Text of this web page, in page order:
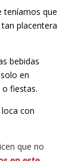
teníamos que
placentera
bebidas
en
fiestas.
con
que no